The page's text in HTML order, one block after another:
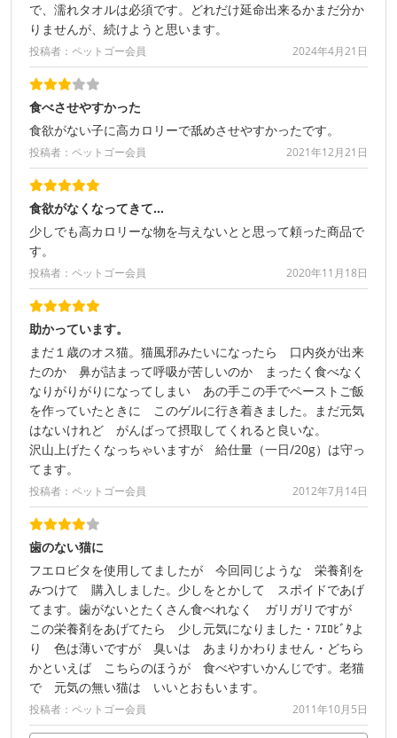
で、濡れタオルは必須です。どれだけ延命出来るかまだ分か
りませんが、続けようと思います。
投稿者：ペットゴー会員 2024年4月21日
食べさせやすかった
食欲がない子に高カロリーで舐めさせやすかったです。
投稿者：ペットゴー会員 2021年12月21日
食欲がなくなってきて…
少しでも高カロリーな物を与えないとと思って頼った商品で
す。
投稿者：ペットゴー会員 2020年11月18日
助かっています。
まだ１歳のオス猫。猫風邪みたいになったら 口内炎が出来
たのか 鼻が詰まって呼吸が苦しいのか まったく食べなく
なりがりがりになってしまい あの手この手でペーストご飯
を作っていたときに このゲルに行き着きました。まだ元気
はないけれど がんばって摂取してくれると良いな。
沢山上げたくなっちゃいますが 給仕量（一日/20g）は守っ
てます。
投稿者：ペットゴー会員 2012年7月14日
歯のない猫に
フエロビタを使用してましたが 今回同じような 栄養剤を
みつけて 購入しました。少しをとかして スポイドであげ
てます。歯がないとたくさん食べれなく ガリガリですが
この栄養剤をあげてたら 少し元気になりました・ﾌｴﾛﾋﾞﾀよ
り 色は薄いですが 臭いは あまりかわりません・どちら
かといえば こちらのほうが 食べやすいかんじです。老猫
で 元気の無い猫は いいとおもいます。
投稿者：ペットゴー会員 2011年10月5日